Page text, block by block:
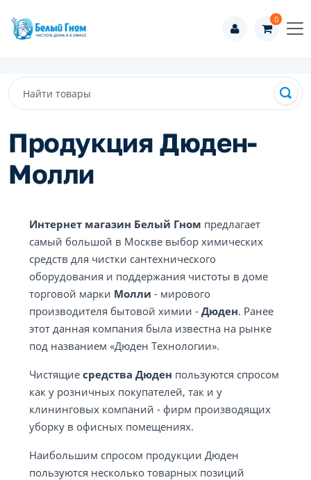
0
Продукция Дюден-
Молли
Интернет магазин Белый Гном предлагает
самый большой в Москве выбор химических
средств для чистки сантехнического
оборудования и поддержания чистоты в доме
торговой марки Молли - мирового
производителя бытовой химии - Дюден. Ранее
этот данная компания была известна на рынке
под названием «Дюден Технологии».
Чистящие средства Дюден пользуются спросом
как у розничных покупателей, так и у
клининговых компаний - фирм производящих
уборку в офисных помещениях.
Наибольшим спросом продукции Дюден
пользуются несколько товарных позиций